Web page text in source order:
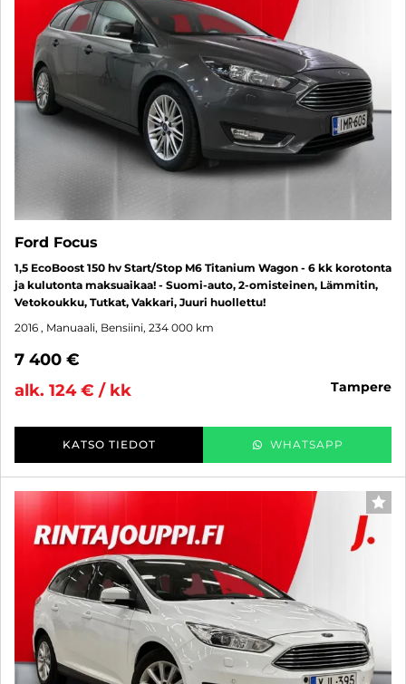
Ford Focus
1,5 EcoBoost 150 hv Start/Stop M6 Titanium Wagon - 6 kk korotonta
ja kulutonta maksuaikaa! - Suomi-auto, 2-omisteinen, Lämmitin,
Vetokoukku, Tutkat, Vakkari, Juuri huollettu!
2016 , Manuaali, Bensiini, 234 000 km
7 400 €
alk. 124 € / kk
tampere
KATSO TIEDOT WHATSAPP